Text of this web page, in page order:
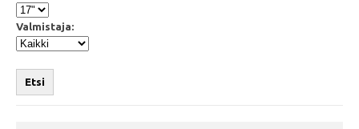
Valmistaja:
Etsi